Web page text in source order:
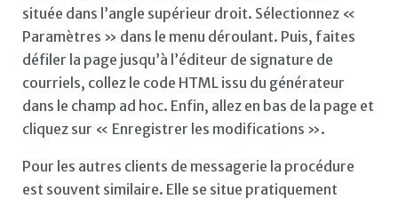
située dans l’angle supérieur droit. Sélectionnez «
Paramètres » dans le menu déroulant. Puis, faites
défiler la page jusqu’à l’éditeur de signature de
courriels, collez le code HTML issu du générateur
dans le champ ad hoc. Enfin, allez en bas de la page et
cliquez sur « Enregistrer les modifications ».
Pour les autres clients de messagerie la procédure
est souvent similaire. Elle se situe pratiquement